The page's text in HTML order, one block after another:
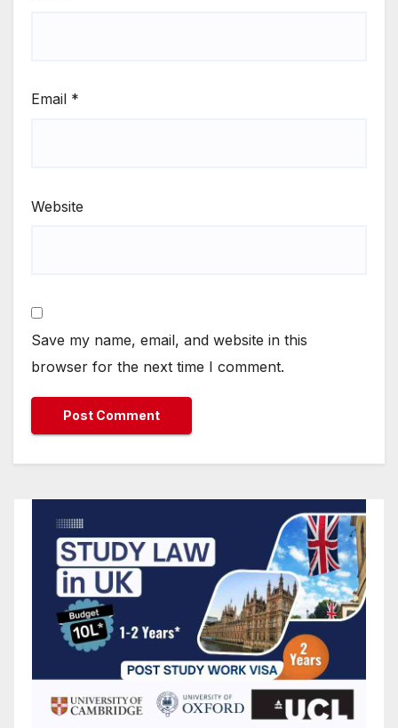
Email *
Website
Save my name, email, and website in this
browser for the next time I comment.